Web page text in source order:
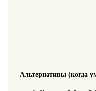
Альтернативы (когда